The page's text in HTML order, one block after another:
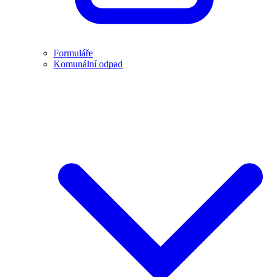
Formuláře
Komunální odpad